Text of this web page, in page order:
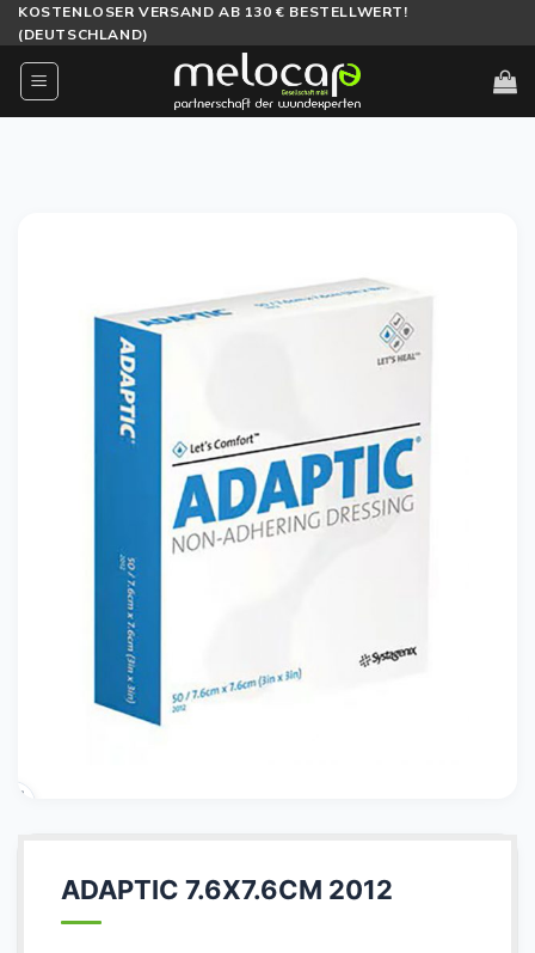
Zum
Inhalt
springen
KOSTENLOSER VERSAND AB 130 € BESTELLWERT!
(DEUTSCHLAND)
ADAPTIC 7.6X7.6CM 2012